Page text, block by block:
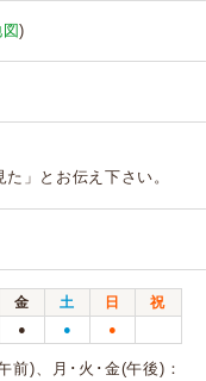
図)
」とお伝え下さい。
金 土 日
祝
● ● ●
)、月･火･金(午後)：